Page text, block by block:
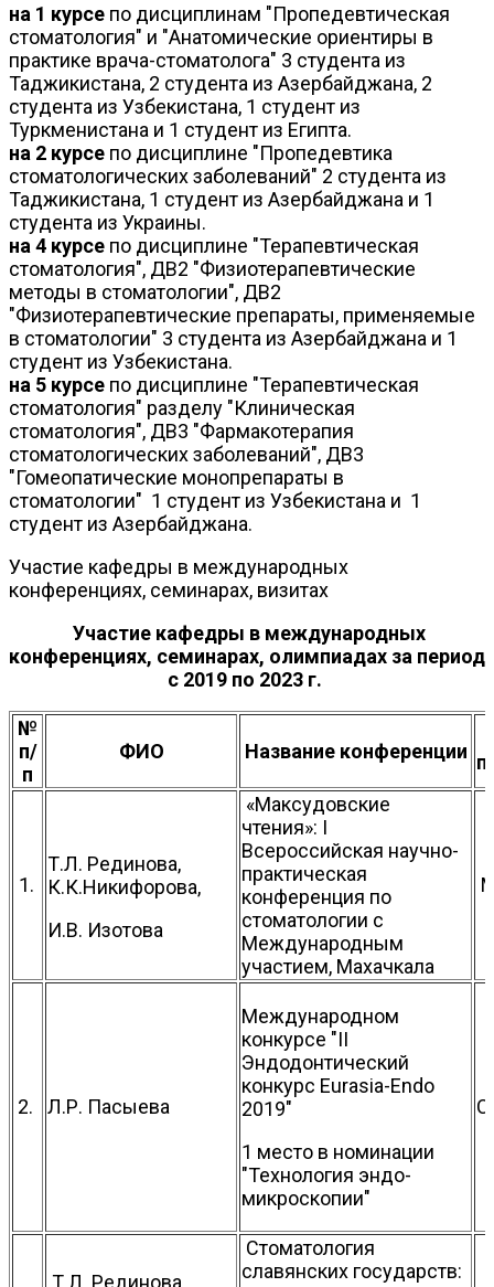
на 1 курсе по дисциплинам "Пропедевтическая
стоматология" и "Анатомические ориентиры в
практике врача-стоматолога" 3 студента из
Таджикистана, 2 студента из Азербайджана, 2
студента из Узбекистана, 1 студент из
Туркменистана и 1 студент из Египта.
на 2 курсе по дисциплине "Пропедевтика
стоматологических заболеваний" 2 студента из
Таджикистана, 1 студент из Азербайджана и 1
студента из Украины.
на 4 курсе по дисциплине "Терапевтическая
стоматология", ДВ2 "Физиотерапевтические
методы в стоматологии", ДВ2
"Физиотерапевтические препараты, применяемые
в стоматологии" 3 студента из Азербайджана и 1
студент из Узбекистана.
на 5 курсе по дисциплине "Терапевтическая
стоматология" разделу "Клиническая
стоматология", ДВ3 "Фармакотерапия
стоматологических заболеваний", ДВ3
"Гомеопатические монопрепараты в
стоматологии" 1 студент из Узбекистана и 1
студент из Азербайджана.
Участие кафедры в международных
конференциях, семинарах, визитах
Участие кафедры в международных
конференциях, семинарах, олимпиадах за период
с 2019 по 2023 г.
№
п/
п
ФИО Название конференции
1.
Т.Л. Рединова,
К.К.Никифорова,
И.В. Изотова
«Максудовские
чтения»: I
Всероссийская научно-
практическая
конференция по
стоматологии с
Международным
участием, Махачкала
2. Л.Р. Пасыева
Международном
конкурсе "II
Эндодонтический
конкурс Eurasia-Endo
2019"
1 место в номинации
"Технология эндо-
микроскопии"
Т.Л. Рединова,
Стоматология
славянских государств: